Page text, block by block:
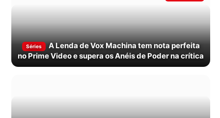
Séries
A Lenda de Vox Machina tem nota perfeita
no Prime Video e supera os Anéis de Poder na crítica